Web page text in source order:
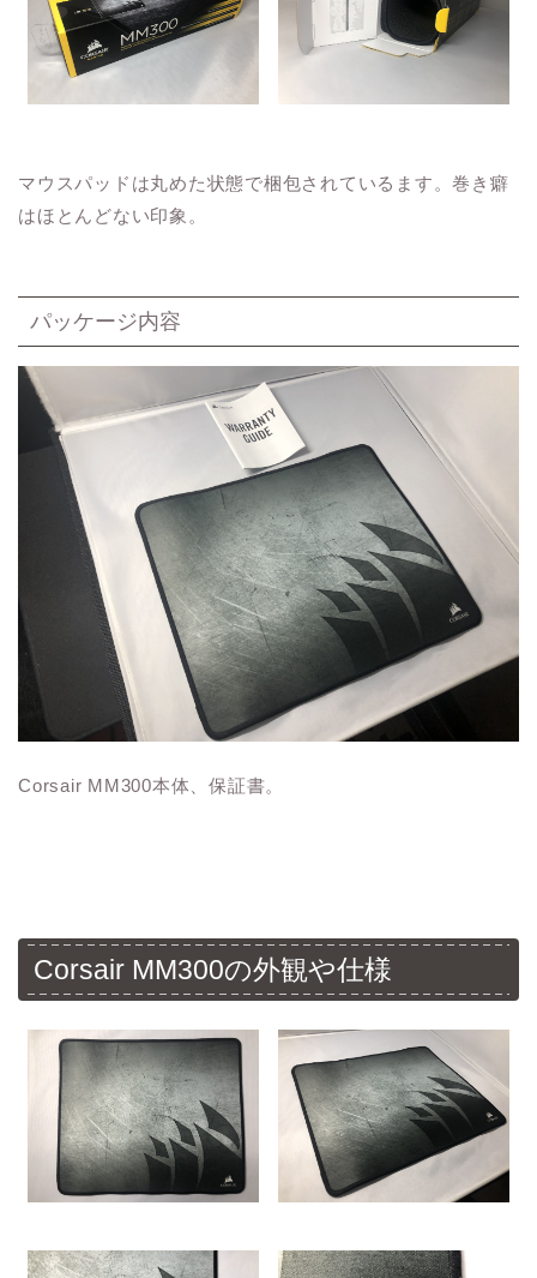
マウスパッドは丸めた状態で梱包されているます。巻き癖
はほとんどない印象。
パッケージ内容
Corsair MM300本体、保証書。
Corsair MM300の外観や仕様